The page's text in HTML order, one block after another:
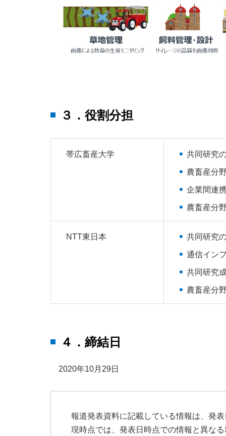
３．役割分担
帯広畜産大学 共同研究
農畜産分
企業間連
農畜産分
NTT東日本 共同研究
通信イン
共同研究
農畜産分
４．締結日
2020年10月29日
報道発表資料に記載している情報は、発
現時点では、発表日時点での情報と異な